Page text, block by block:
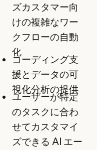
ズカスタマー向
けの複雑なワー
クフローの自動
化
コーディング支
援とデータの可
視化分析の提供
ユーザーが特定
のタスクに合わ
せてカスタマイ
ズできる AI エー